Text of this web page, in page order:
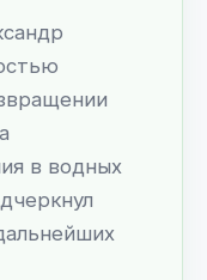
в водных